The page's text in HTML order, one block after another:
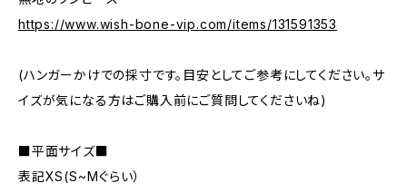
https://www.wish-bone-vip.com/items/131591353
(ハンガーかけでの採寸です。目安としてご参考にしてください。サ
イズが気になる方はご購入前にご質問してくださいね)
■平面サイズ■
表記XS(S~Mぐらい）